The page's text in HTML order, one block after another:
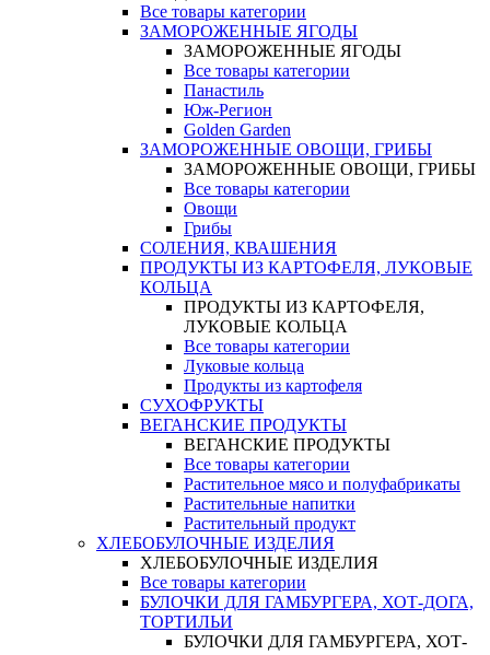
Все товары категории
ЗАМОРОЖЕННЫЕ ЯГОДЫ
ЗАМОРОЖЕННЫЕ ЯГОДЫ
Все товары категории
Панастиль
Юж-Регион
Golden Garden
ЗАМОРОЖЕННЫЕ ОВОЩИ, ГРИБЫ
ЗАМОРОЖЕННЫЕ ОВОЩИ, ГРИБЫ
Все товары категории
Овощи
Грибы
СОЛЕНИЯ, КВАШЕНИЯ
ПРОДУКТЫ ИЗ КАРТОФЕЛЯ, ЛУКОВЫЕ
КОЛЬЦА
ПРОДУКТЫ ИЗ КАРТОФЕЛЯ,
ЛУКОВЫЕ КОЛЬЦА
Все товары категории
Луковые кольца
Продукты из картофеля
СУХОФРУКТЫ
ВЕГАНСКИЕ ПРОДУКТЫ
ВЕГАНСКИЕ ПРОДУКТЫ
Все товары категории
Растительное мясо и полуфабрикаты
Растительные напитки
Растительный продукт
ХЛЕБОБУЛОЧНЫЕ ИЗДЕЛИЯ
ХЛЕБОБУЛОЧНЫЕ ИЗДЕЛИЯ
Все товары категории
БУЛОЧКИ ДЛЯ ГАМБУРГЕРА, ХОТ-ДОГА,
ТОРТИЛЬИ
БУЛОЧКИ ДЛЯ ГАМБУРГЕРА, ХОТ-